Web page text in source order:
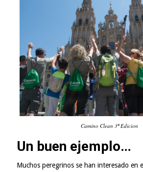
Camino Clean 3ª Edicion
Un buen ejemplo…
Muchos peregrinos se han interesado en